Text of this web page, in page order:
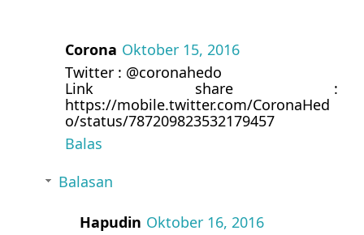
Corona Oktober 15, 2016
Twitter : @coronahedo
Link share :
https://mobile.twitter.com/CoronaHed
o/status/787209823532179457
Balas
Balasan
Hapudin Oktober 16, 2016